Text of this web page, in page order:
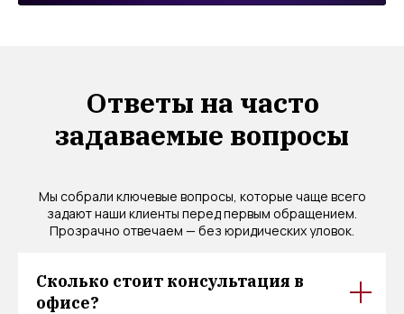
Ответы на часто
задаваемые вопросы
Мы собрали ключевые вопросы, которые чаще всего
задают наши клиенты перед первым обращением.
Прозрачно отвечаем — без юридических уловок.
Сколько стоит консультация в
офисе?